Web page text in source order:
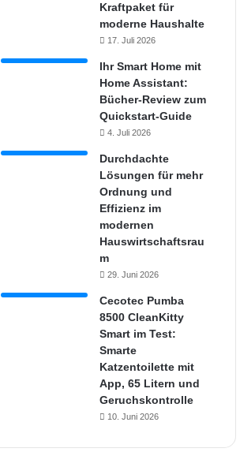
Kraftpaket für
moderne Haushalte
17. Juli 2026
Ihr Smart Home mit
Home Assistant:
Bücher-Review zum
Quickstart-Guide
4. Juli 2026
Durchdachte
Lösungen für mehr
Ordnung und
Effizienz im
modernen
Hauswirtschaftsrau
m
29. Juni 2026
Cecotec Pumba
8500 CleanKitty
Smart im Test:
Smarte
Katzentoilette mit
App, 65 Litern und
Geruchskontrolle
10. Juni 2026